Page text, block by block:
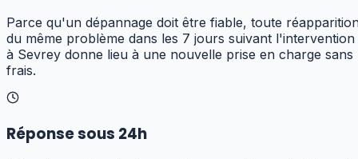
Parce qu'un dépannage doit être fiable, toute
du même problème dans les 7 jours suivant l'intervention
à Sevrey donne lieu à une nouvelle prise en charge sans
frais.
Réponse sous 24h